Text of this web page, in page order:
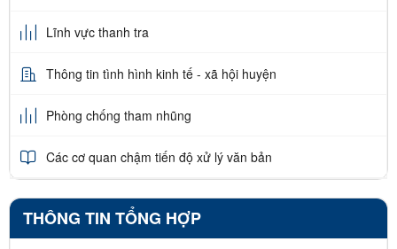
Lĩnh vực thanh tra
Thông tin tình hình kinh tế - xã hội huyện
Phòng chống tham nhũng
Các cơ quan chậm tiến độ xử lý văn bản
THÔNG TIN TỔNG HỢP